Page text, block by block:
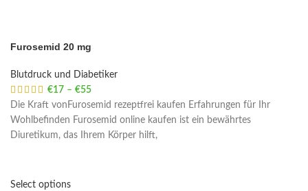
Furosemid 20 mg
Blutdruck und Diabetiker
€17 – €55
Die Kraft vonFurosemid rezeptfrei kaufen Erfahrungen für Ihr
Wohlbefinden Furosemid online kaufen ist ein bewährtes
Diuretikum, das Ihrem Körper hilft,
Select options